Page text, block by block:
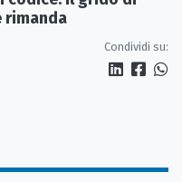
rimanda
Condividi su: